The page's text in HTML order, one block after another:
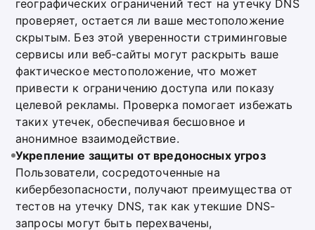
географических ограничений тест на утечку DNS
проверяет, остается ли ваше местоположение
скрытым. Без этой уверенности стриминговые
сервисы или веб-сайты могут раскрыть ваше
фактическое местоположение, что может
привести к ограничению доступа или показу
целевой рекламы. Проверка помогает избежать
таких утечек, обеспечивая бесшовное и
анонимное взаимодействие.
Укрепление защиты от вредоносных угроз
Пользователи, сосредоточенные на
кибербезопасности, получают преимущества от
тестов на утечку DNS, так как утекшие DNS-
запросы могут быть перехвачены,